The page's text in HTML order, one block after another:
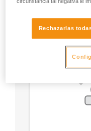
circunstancia tal negativa le
Rechazarlas